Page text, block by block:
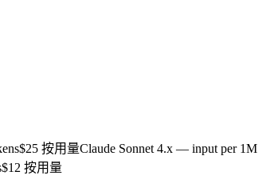
$25 按用量Claude Sonnet 4.x — input per 1M
$12 按用量